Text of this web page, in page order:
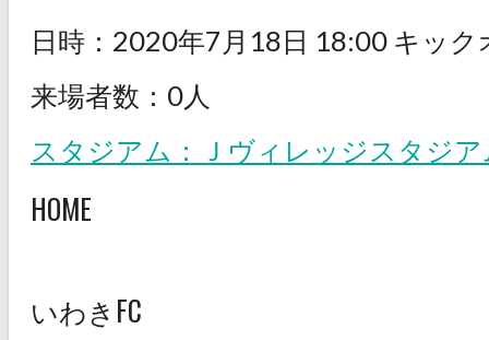
日時：2020年7月18日 18:00 キック
来場者数：0人
スタジアム：Ｊヴィレッジスタジア
HOME
いわきFC